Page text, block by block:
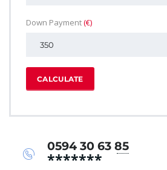
Down Payment(€)
CALCULATE
0594 30 63 85
*******